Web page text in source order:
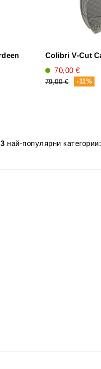
Colibri V-Cut
70,00 €
79,00 € -11%
най-популярни